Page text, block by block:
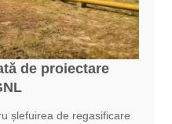
de proiectare
șlefuirea de regasificare